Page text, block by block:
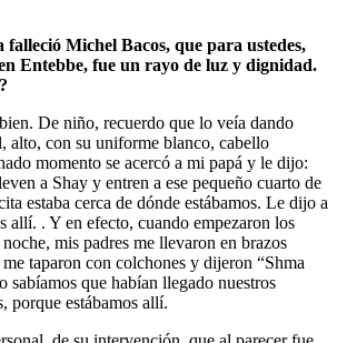
falleció Michel Bacos, que para ustedes,
Entebbe, fue un rayo de luz y dignidad.
De niño, recuerdo que lo veía dando
alto, con su uniforme blanco, cabello
momento se acercó a mi papá y le dijo:
a Shay y entren a ese pequeño cuarto de
estaba cerca de dónde estábamos. Le dijo a
allí. . Y en efecto, cuando empezaron los
mis padres me llevaron en brazos
taparon con colchones y dijeron “Shma
sabíamos que habían llegado nuestros
porque estábamos allí.